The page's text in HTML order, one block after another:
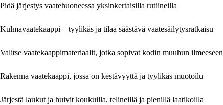
Pidä järjestys vaatehuoneessa yksinkertaisilla rutiineilla
Kulmavaatekaappi – tyylikäs ja tilaa säästävä vaatesäilytysratkaisu
Valitse vaatekaappimateriaalit, jotka sopivat kodin muuhun ilmeeseen
Rakenna vaatekaappi, jossa on kestävyyttä ja tyylikäs muotoilu
Järjestä laukut ja huivit koukuilla, telineillä ja pienillä laatikoilla